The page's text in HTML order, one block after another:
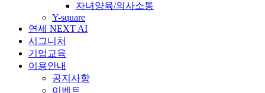
자녀양육/의사소통
Y-square
연세 NEXT AI
시그니처
기업교육
이용안내
공지사항
이벤트